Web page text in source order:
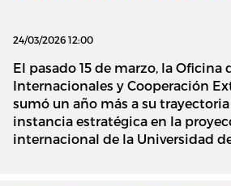
24/03/2026 12:00
El pasado 15 de marzo, la Oficina
Internacionales y Cooperación
sumó un año más a su
instancia estratégica en la
internacional de la Universidad de